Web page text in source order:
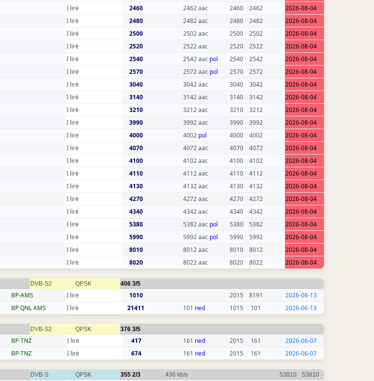
I lirë 2460 2462 aac 2460 2462
2026-08-04
I lirë 2480 2482 aac 2480 2482
2026-08-04
I lirë 2500 2502 aac 2500 2502
2026-08-04
I lirë 2520 2522 aac 2520 2522
2026-08-04
I lirë 2540 2542 aac pol 2540 2542
2026-08-04
I lirë 2570 2572 aac pol 2570 2572
2026-08-04
I lirë 3040 3042 aac 3040 3042
2026-08-04
I lirë 3140 3142 aac 3140 3142
2026-08-04
I lirë 3210 3212 aac 3210 3212
2026-08-04
I lirë 3990 3992 aac 3990 3992
2026-08-04
I lirë 4000 4002 pol 4000 4002
2026-08-04
I lirë 4070 4072 aac 4070 4072
2026-08-04
I lirë 4100 4102 aac 4100 4102
2026-08-04
I lirë 4110 4112 aac 4110 4112
2026-08-04
I lirë 4130 4132 aac 4130 4132
2026-08-04
I lirë 4270 4272 aac 4270 4272
2026-08-04
I lirë 4340 4342 aac 4340 4342
2026-08-04
I lirë 5380 5382 aac pol 5380 5382
2026-08-04
I lirë 5990 5992 aac pol 5990 5992
2026-08-04
I lirë 8010 8012 aac 8010 8012
2026-08-04
I lirë 8020 8022 aac 8020 8022 2026-08-04
DVB-S2 QPSK 406 3/5
BP-AMS I lirë 1010 2015 8191
2026-06-13
BP QNL AMS I lirë 21411 101 ned 1015 101 2026-06-13
DVB-S2 QPSK 376 3/5
BP-TNZ I lirë 417 161 ned 2015 161
2026-06-07
BP-TNZ I lirë 674 161 ned 2015 161 2026-06-07
DVB-S QPSK 355 2/3 436 kb/s 53810 53810